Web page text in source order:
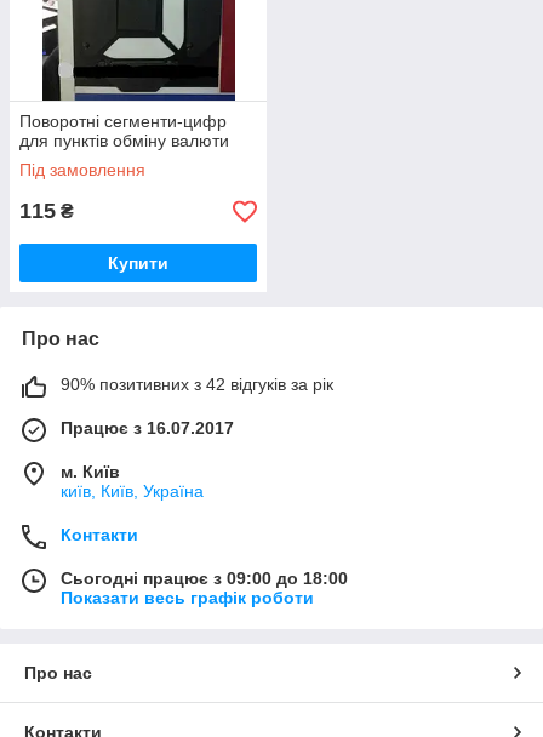
Поворотні сегменти-цифр
для пунктів обміну валюти
Під замовлення
115 ₴
Купити
Про нас
90% позитивних з 42 відгуків за рік
Працює з 16.07.2017
м. Київ
київ, Київ, Україна
Контакти
Сьогодні працює з 09:00 до 18:00
Показати весь графік роботи
Про нас
Контакти